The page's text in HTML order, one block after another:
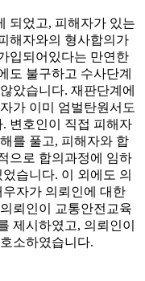
되었고, 피해자가 있는
해자와의 형사합의가
입되어있다는 만연한
도 불구하고 수사단계
았습니다. 재판단계에
가 이미 엄벌탄원서도
변호인이 직접 피해자
를 풀고, 피해자와 합
으로 합의과정에 임하
습니다. 이 외에도 의
자가 의뢰인에 대한
뢰인이 교통안전교육
제시하였고, 의뢰인이
소하였습니다.